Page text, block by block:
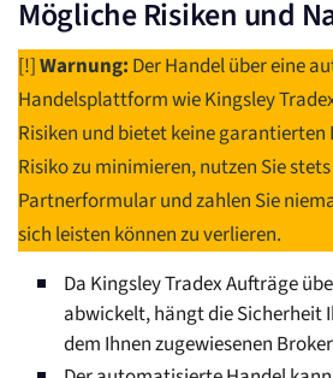
Mögliche Risiken und
[!]Warnung: Der Handel über eine
Handelsplattform wie Kingsley
Risiken und bietet keine garantierten
Risiko zu minimieren, nutzen Sie
Partnerformular und zahlen Sie
sich leisten können zu verlieren.
Da Kingsley Tradex Aufträge
abwickelt, hängt die Sicherheit
dem Ihnen zugewiesenen